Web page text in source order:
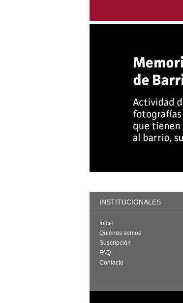
INSTITUCIONALES
Inicio
Quiénes somos
Suscripción
FAQ
Contacto